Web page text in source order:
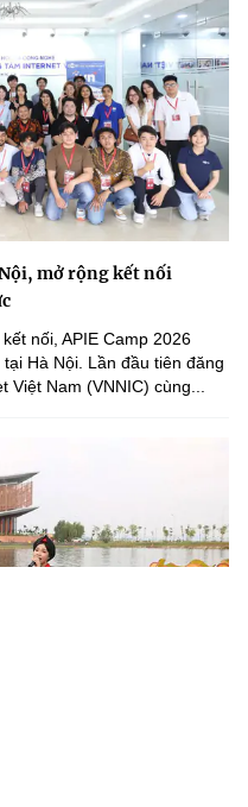
mở rộng kết nối
nối, APIE Camp 2026
Hà Nội. Lần đầu tiên đăng
Việt Nam (VNNIC) cùng...